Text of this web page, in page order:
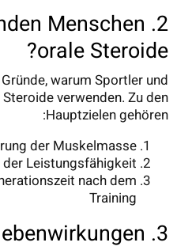
Menschen
orale Steroide?
warum Sportler und
verwenden. Zu den
Hauptzielen gehören:
der Muskelmasse
Leistungsfähigkeit
nach dem
Training
3. Risiken und Nebenwirkungen